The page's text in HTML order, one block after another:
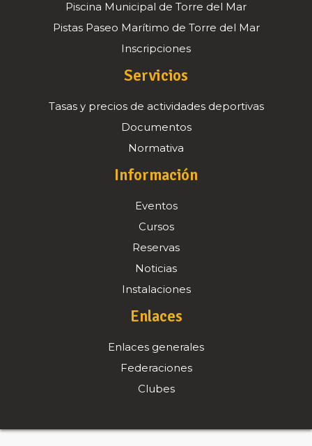
Piscina Municipal de Torre del Mar
Pistas Paseo Marítimo de Torre del Mar
Inscripciones
Servicios
Tasas y precios de actividades deportivas
Documentos
Normativa
Información
Eventos
Cursos
Reservas
Noticias
Instalaciones
Enlaces
Enlaces generales
Federaciones
Clubes